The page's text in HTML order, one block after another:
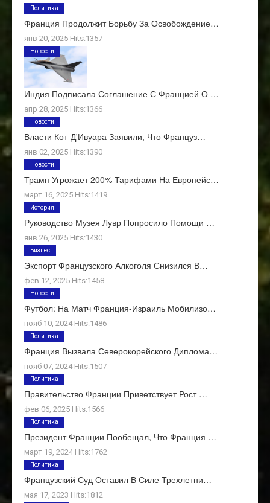
Франция Продолжит Борьбу За Освобождение…
янв 20, 2025 Hits:1357
Политика
Индия Подписала Соглашение С Францией О …
апр 28, 2025 Hits:1366
Новости
Власти Кот-Д'Ивуара Заявили, Что Француз…
янв 02, 2025 Hits:1390
Новости
Трамп Угрожает 200% Тарифами На Европейс…
март 16, 2025 Hits:1419
Новости
Руководство Музея Лувр Попросило Помощи …
янв 26, 2025 Hits:1430
История
Экспорт Французского Алкоголя Снизился В…
фев 12, 2025 Hits:1458
Бизнес
Футбол: На Матч Франция-Израиль Мобилизо…
нояб 10, 2024 Hits:1486
Новости
Франция Вызвала Северокорейского Диплома…
нояб 07, 2024 Hits:1507
Политика
Правительство Франции Приветствует Рост …
фев 06, 2025 Hits:1566
Политика
Президент Франции Пообещал, Что Франция …
март 19, 2024 Hits:1762
Политика
Французский Суд Оставил В Силе Трехлетни…
мая 17, 2023 Hits:1812
Политика